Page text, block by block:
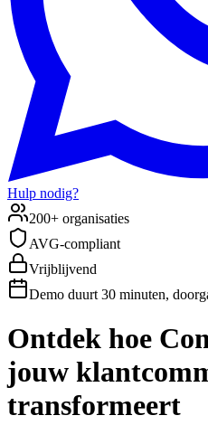
Hulp nodig?
200+ organisaties
AVG-compliant
Vrijblijvend
Demo duurt 30 minuten,
Ontdek hoe
jouw
transformeert